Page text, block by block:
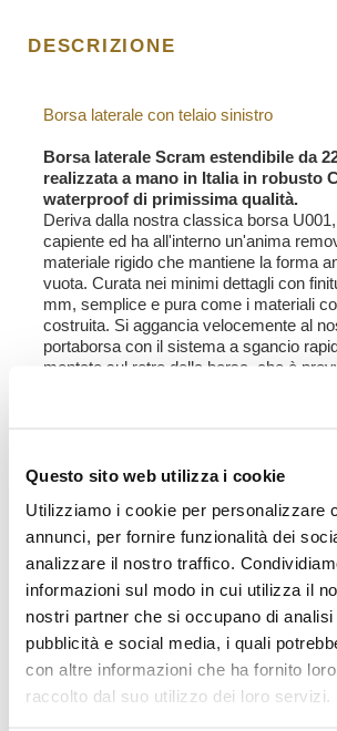
Questo sito web utilizza i cookie
Utilizziamo i cookie per personalizzare
annunci, per fornire funzionalità dei
analizzare il nostro traffico.
informazioni sul modo in cui utilizza il
nostri partner che si occupano di analisi
pubblicità e social media, i quali
con altre informazioni che ha fornito
raccolto dal suo utilizzo dei loro servizi.
DESCRIZIONE
Borsa laterale con telaio sinistro
Borsa laterale Scram estendibile da
realizzata a mano in Italia in robusto
waterproof di primissima qualità.
Deriva dalla nostra classica borsa
capiente ed ha all'interno un'anima
materiale rigido che mantiene la forma
vuota. Curata nei minimi dettagli con
mm, semplice e pura come i materiali
costruita. Si aggancia velocemente al
portaborsa con il sistema a sgancio
montato sul retro della borsa, che è
serratura per il bloccaggio sul telaio
alloggiare all'interno anche un casco
anteriori ma basta spostarle di lato, in
consigliamo di usare all'interno la Borsa
multiuso 18L.
Canvas Beige con finiture cuoio marrone
Canvas Verde con finiture cuoio marrone
Canvas Nero con finiture cuoio marrone
Canvas Nero con finiture cuoio nero
Altezza cm 35, allungabile in